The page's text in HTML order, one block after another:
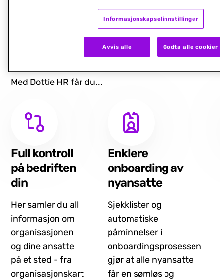
Hvorfor velge Dottie HR?
Med Dottie HR får du...
Full kontroll
på bedriften
din
Her samler du all
informasjon om
organisasjonen
og dine ansatte
på et sted - fra
organisasjonskart
Enklere
onboarding av
nyansatte
Sjekklister og
automatiske
påminnelser i
onboardingsprosessen
gjør at alle nyansatte
får en sømløs og
Informasjonskapselinnstillinger
Avvis alle Godta alle cookier